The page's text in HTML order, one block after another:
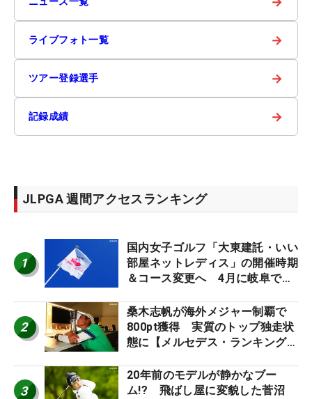
ライブフォト一覧 →
ツアー登録選手 →
記録成績 →
JLPGA 週間アクセスランキング
1
国内女子ゴルフ「大東建託・いい
部屋ネットレディス」の開催時期
＆コース変更へ 4月に岐阜で開
2
桑木志帆が海外メジャー制覇で
800pt獲得 実質のトップ独走状
態に【メルセデス・ランキング番
3
20年前のモデルが静かなブー
ム!? 飛ばし屋に変貌した菅沼